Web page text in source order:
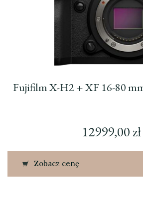
Fujifilm X-H2 + XF 16-80
12999,00zł
Zobacz cenę